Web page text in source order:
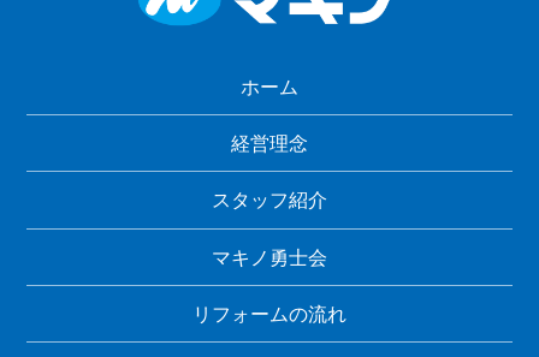
ホーム
経営理念
スタッフ紹介
マキノ勇士会
リフォームの流れ